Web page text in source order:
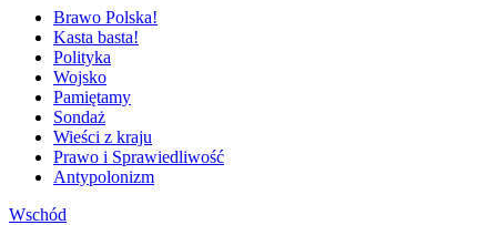
Brawo Polska!
Kasta basta!
Polityka
Wojsko
Pamiętamy
Sondaż
Wieści z kraju
Prawo i Sprawiedliwość
Antypolonizm
Wschód